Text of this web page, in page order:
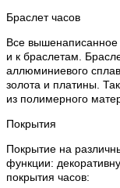
Браслет часов
Все вышенаписанное
и к браслетам.
аллюминиевого
золота и платины.
из полимерного
Покрытия
Покрытие на
функции:
покрытия часов: